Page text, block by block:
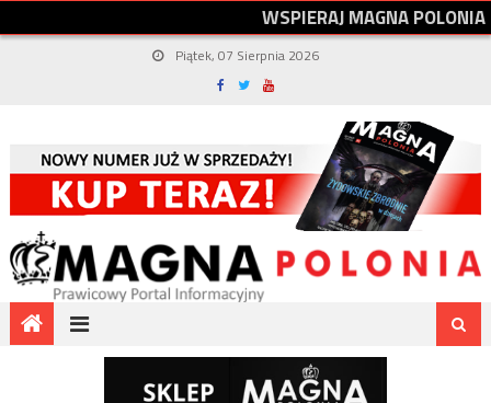
WSPIERAJMAGNAPOLONIA
Piątek, 07 Sierpnia 2026